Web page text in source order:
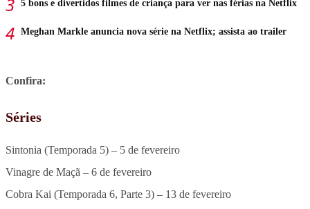
5 bons e divertidos filmes de criança para ver nas férias na Netflix
Meghan Markle anuncia nova série na Netflix; assista ao trailer
Confira:
Séries
Sintonia (Temporada 5) – 5 de fevereiro
Vinagre de Maçã – 6 de fevereiro
Cobra Kai (Temporada 6, Parte 3) – 13 de fevereiro